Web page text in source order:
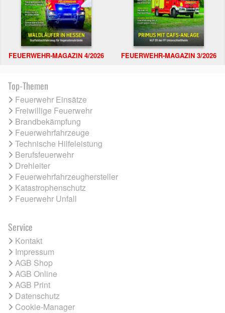
FEUERWEHR-MAGAZIN 4/2026 FEUERWEHR-MAGAZIN 3/2026
Top-Themen
Feuerwehr Einsätze
Freiwillige Feuerwehr
Brandbekämpfung
Feuerwehrfahrzeuge
Technische Hilfeleistung
Berufsfeuerwehr
Drehleiter
Feuerwehrfahrzeughersteller
Katastrophenschutz
Feuerwehr Unfall
Service
Kontakt
Impressum
AGB Shop
AGB Online
AGB Print
Datenschutz
Cookie-Manager